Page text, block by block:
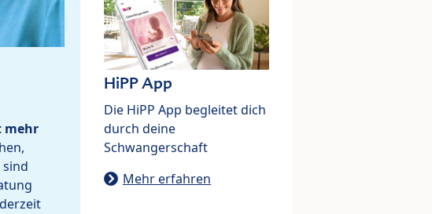
mehr
HiPP App
Die HiPP App begleitet dich
durch deine
Schwangerschaft
Mehr erfahren